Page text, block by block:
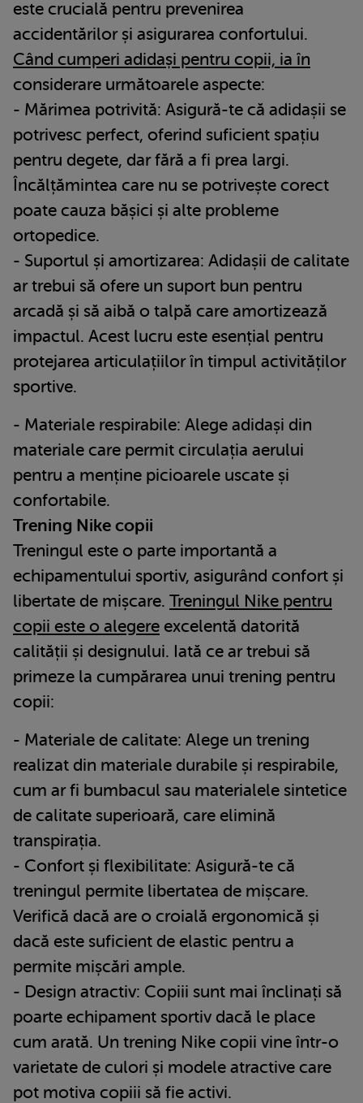
este crucială pentru prevenirea
accidentărilor și asigurarea confortului.
Când cumperi adidași pentru copii, ia în
considerare următoarele aspecte:
- Mărimea potrivită: Asigură-te că adidașii se
potrivesc perfect, oferind suficient spațiu
pentru degete, dar fără a fi prea largi.
Încălțămintea care nu se potrivește corect
poate cauza bășici și alte probleme
ortopedice.
- Suportul și amortizarea: Adidașii de calitate
ar trebui să ofere un suport bun pentru
arcadă și să aibă o talpă care amortizează
impactul. Acest lucru este esențial pentru
protejarea articulațiilor în timpul activităților
sportive.
- Materiale respirabile: Alege adidași din
materiale care permit circulația aerului
pentru a menține picioarele uscate și
confortabile.
Trening Nike copii
Treningul este o parte importantă a
echipamentului sportiv, asigurând confort și
libertate de mișcare. Treningul Nike pentru
copii este o alegere excelentă datorită
calității și designului. Iată ce ar trebui să
primeze la cumpărarea unui trening pentru
copii:
- Materiale de calitate: Alege un trening
realizat din materiale durabile și respirabile,
cum ar fi bumbacul sau materialele sintetice
de calitate superioară, care elimină
transpirația.
- Confort și flexibilitate: Asigură-te că
treningul permite libertatea de mișcare.
Verifică dacă are o croială ergonomică și
dacă este suficient de elastic pentru a
permite mișcări ample.
- Design atractiv: Copiii sunt mai înclinați să
poarte echipament sportiv dacă le place
cum arată. Un trening Nike copii vine într-o
varietate de culori și modele atractive care
pot motiva copiii să fie activi.